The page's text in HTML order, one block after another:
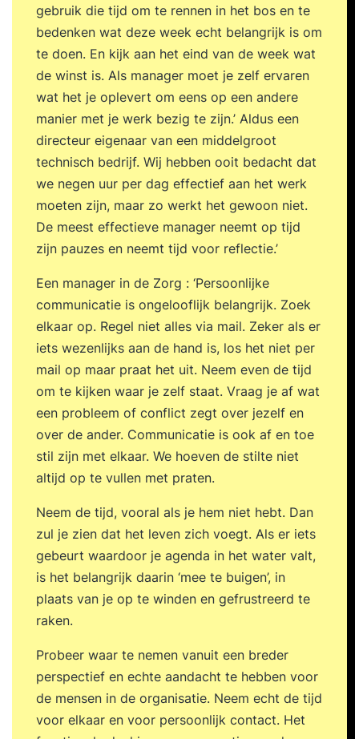
gebruik die tijd om te rennen in het bos en te
bedenken wat deze week echt belangrijk is om
te doen. En kijk aan het eind van de week wat
de winst is. Als manager moet je zelf ervaren
wat het je oplevert om eens op een andere
manier met je werk bezig te zijn.’ Aldus een
directeur eigenaar van een middelgroot
technisch bedrijf. Wij hebben ooit bedacht dat
we negen uur per dag effectief aan het werk
moeten zijn, maar zo werkt het gewoon niet.
De meest effectieve manager neemt op tijd
zijn pauzes en neemt tijd voor reflectie.’
Een manager in de Zorg : ‘Persoonlijke
communicatie is ongelooflijk belangrijk. Zoek
elkaar op. Regel niet alles via mail. Zeker als er
iets wezenlijks aan de hand is, los het niet per
mail op maar praat het uit. Neem even de tijd
om te kijken waar je zelf staat. Vraag je af wat
een probleem of conflict zegt over jezelf en
over de ander. Communicatie is ook af en toe
stil zijn met elkaar. We hoeven de stilte niet
altijd op te vullen met praten.
Neem de tijd, vooral als je hem niet hebt. Dan
zul je zien dat het leven zich voegt. Als er iets
gebeurt waardoor je agenda in het water valt,
is het belangrijk daarin ‘mee te buigen’, in
plaats van je op te winden en gefrustreerd te
raken.
Probeer waar te nemen vanuit een breder
perspectief en echte aandacht te hebben voor
de mensen in de organisatie. Neem echt de tijd
voor elkaar en voor persoonlijk contact. Het